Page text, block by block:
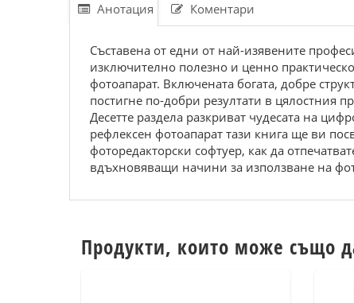
Анотация Коментари
Съставена от едни от най-изявените
изключително полезно и ценно
фотоапарат. Включената богата, добре
постигне по-добри резултати в цялостния
Десетте раздела разкриват чудесата на
рефлексен фотоапарат тази книга ще ви
фоторедакторски софтуер, как да
вдъхновяващи начини за използване на
Продукти, които може също